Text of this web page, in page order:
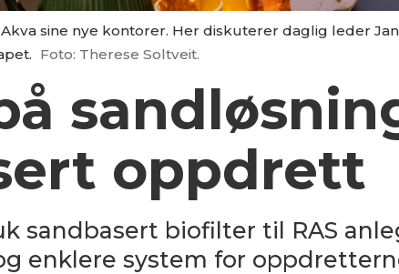
sine nye kontorer. Her diskuterer daglig leder
Foto: Therese Soltveit.
oppdrett
sandbasert biofilter til RAS
enklere system for